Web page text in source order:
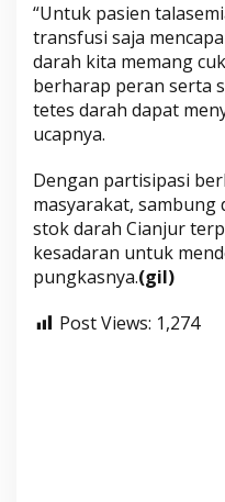
“Untuk pasien
transfusi saja
darah kita memang
berharap peran serta
tetes darah dapat
ucapnya.
Dengan partisipasi
masyarakat,
stok darah Cianjur
kesadaran untuk
pungkasnya.(gil)
Post Views: 1,274